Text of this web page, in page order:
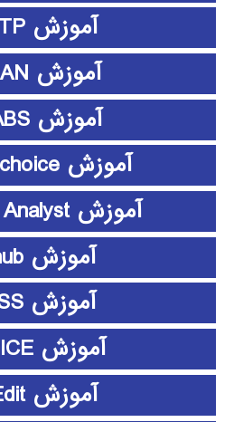
آموزش EMTP
آموزش ePLAN
آموزش ETABS
آموزش expert choice
آموزش Frontier Analyst
آموزش github
آموزش HFSS
آموزش HSPICE
آموزش L-Edit